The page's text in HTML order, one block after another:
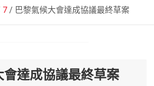
7 巴黎氣候大會達成協議最終草案
會達成協議最終草案